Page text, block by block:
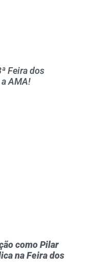
Feira dos
AMA!
como Pilar
na Feira dos